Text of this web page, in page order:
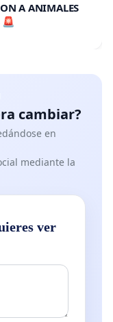
A ANIMALES
🚨
cambiar?
en
mediante la
ver